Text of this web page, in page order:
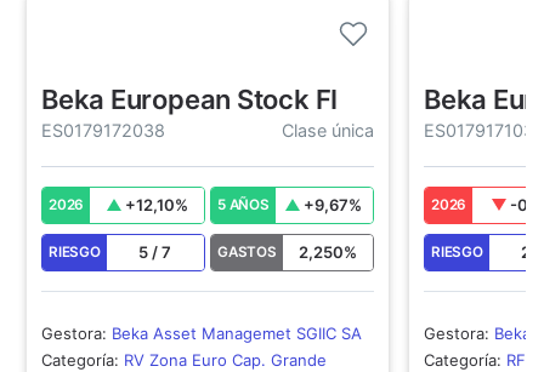
Beka European Stock FI
ES0179172038 Clase única
2026 +12,10% 5 AÑOS +9,67%
RIESGO 5 /7 GASTOS 2,250%
Gestora: Beka Asset Managemet SGIIC SA
Categoría: RV Zona Euro Cap. Grande
Beka
ES0179171030
2026 -
RIESGO 2
Gestora: Beka
Categoría: RF